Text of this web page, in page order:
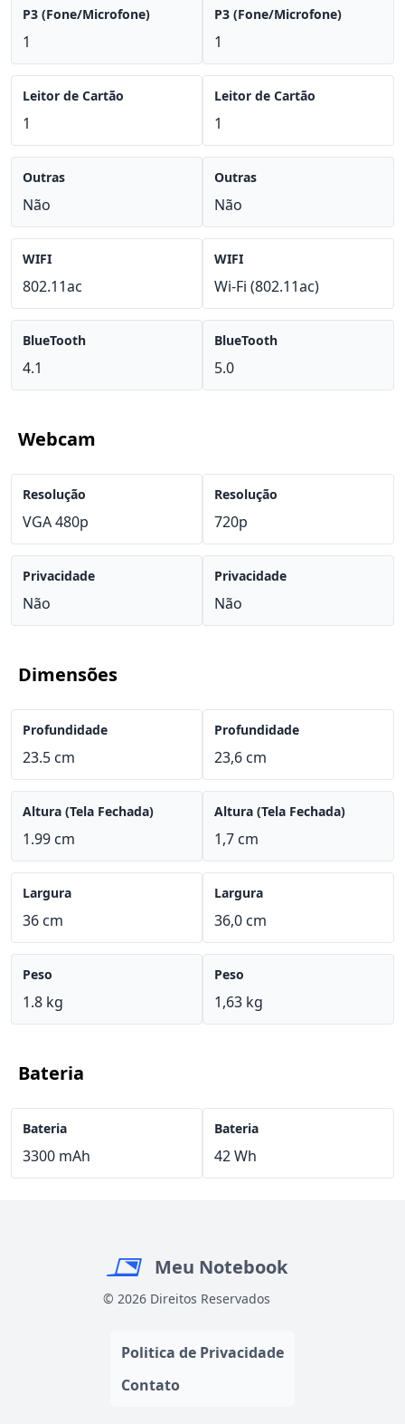
P3 (Fone/Microfone)
1
Leitor de Cartão
1
Outras
Não
WIFI
802.11ac
BlueTooth
4.1
P3 (Fone/Microfone)
1
Leitor de Cartão
1
Outras
Não
WIFI
Wi-Fi (802.11ac)
BlueTooth
5.0
Webcam
Resolução
VGA 480p
Privacidade
Não
Resolução
720p
Privacidade
Não
Dimensões
Profundidade
23.5 cm
Altura (Tela Fechada)
1.99 cm
Largura
36 cm
Peso
1.8 kg
Profundidade
23,6 cm
Altura (Tela Fechada)
1,7 cm
Largura
36,0 cm
Peso
1,63 kg
Bateria
Bateria
3300 mAh
Bateria
42 Wh
Meu Notebook
© 2026 Direitos Reservados
Politica de Privacidade
Contato